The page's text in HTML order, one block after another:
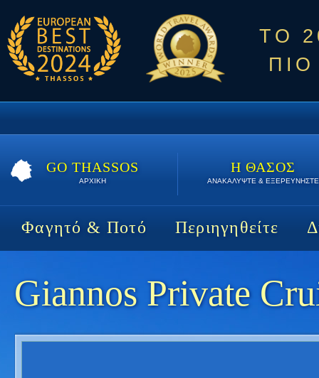
ΤΟ
GO THASSOS
ΑΡΧΙΚΗ
Η ΘΑΣΟΣ
ΑΝΑΚΑΛΥΨΤΕ & ΕΞΕΡΕΥΝΗΣΤΕ
Φαγητό & Ποτό Περιηγηθείτε
Giannos Private